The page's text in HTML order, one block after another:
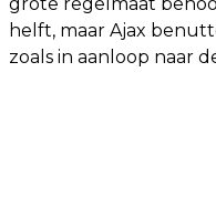
helft, maar Ajax
zoals in aanloop naar